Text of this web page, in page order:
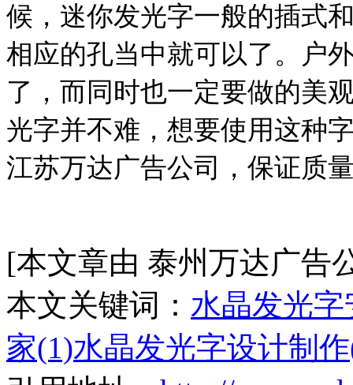
候，迷你发光字一般的插式
相应的孔当中就可以了。户
了，而同时也一定要做的美
光字并不难，想要使用这种
江苏万达广告公司，保证质
[本文章由 泰州万达广告
本文关键词： 水晶发光
家(1)水晶发光字设计制